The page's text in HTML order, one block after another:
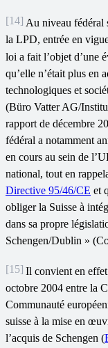
[14] Au niveau fédéral
la LPD, entrée en
loi a fait l’objet d’une
qu’elle n’était plus en
technologiques et
(Büro Vatter AG/
rapport de décembre
fédéral a notamment
en cours au sein de
national, tout en
Directive 95/46/CE et
obliger la Suisse à
dans sa propre
Schengen/Dublin »
[15] Il convient en
octobre 2004 entre la
Communauté
suisse à la mise en
l’acquis de Schengen (